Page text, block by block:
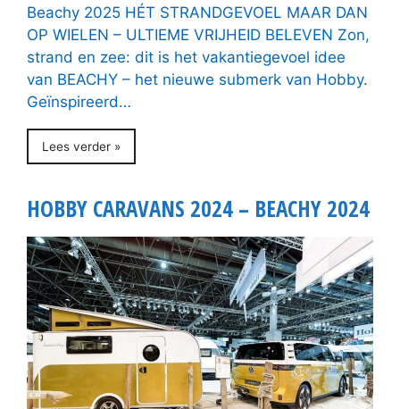
Beachy 2025 HÉT STRANDGEVOEL MAAR DAN
OP WIELEN – ULTIEME VRIJHEID BELEVEN Zon,
strand en zee: dit is het vakantiegevoel idee
van BEACHY – het nieuwe submerk van Hobby.
Geïnspireerd…
Lees verder »
HOBBY CARAVANS 2024 – BEACHY 2024